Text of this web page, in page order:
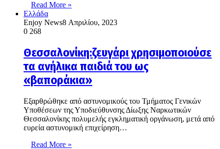
Read More »
Ελλάδα
Enjoy News8 Απριλίου, 2023
0 268
Θεσσαλονίκη:ζευγάρι χρησιμοποιούσε
τα ανήλικα παιδιά του ως
«βαποράκια»
Εξαρθρώθηκε από αστυνομικούς του Τμήματος Γενικών
Υποθέσεων της Υποδιεύθυνσης Δίωξης Ναρκωτικών
Θεσσαλονίκης πολυμελής εγκληματική οργάνωση, μετά από
ευρεία αστυνομική επιχείρηση…
Read More »